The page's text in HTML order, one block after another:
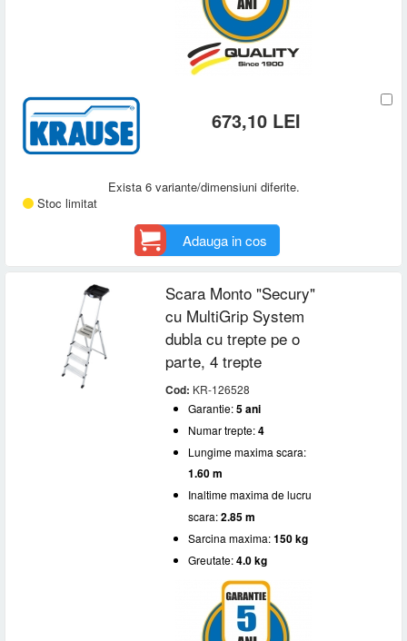
673,10 LEI
Exista 6 variante/dimensiuni diferite.
Stoc limitat
Adauga in cos
Scara Monto "Secury"
cu MultiGrip System
dubla cu trepte pe o
parte, 4 trepte
Cod: KR-126528
Garantie:5 ani
Numar trepte:4
Lungime maxima scara:
1.60 m
Inaltime maxima de lucru
scara:2.85 m
Sarcina maxima:150 kg
Greutate:4.0 kg